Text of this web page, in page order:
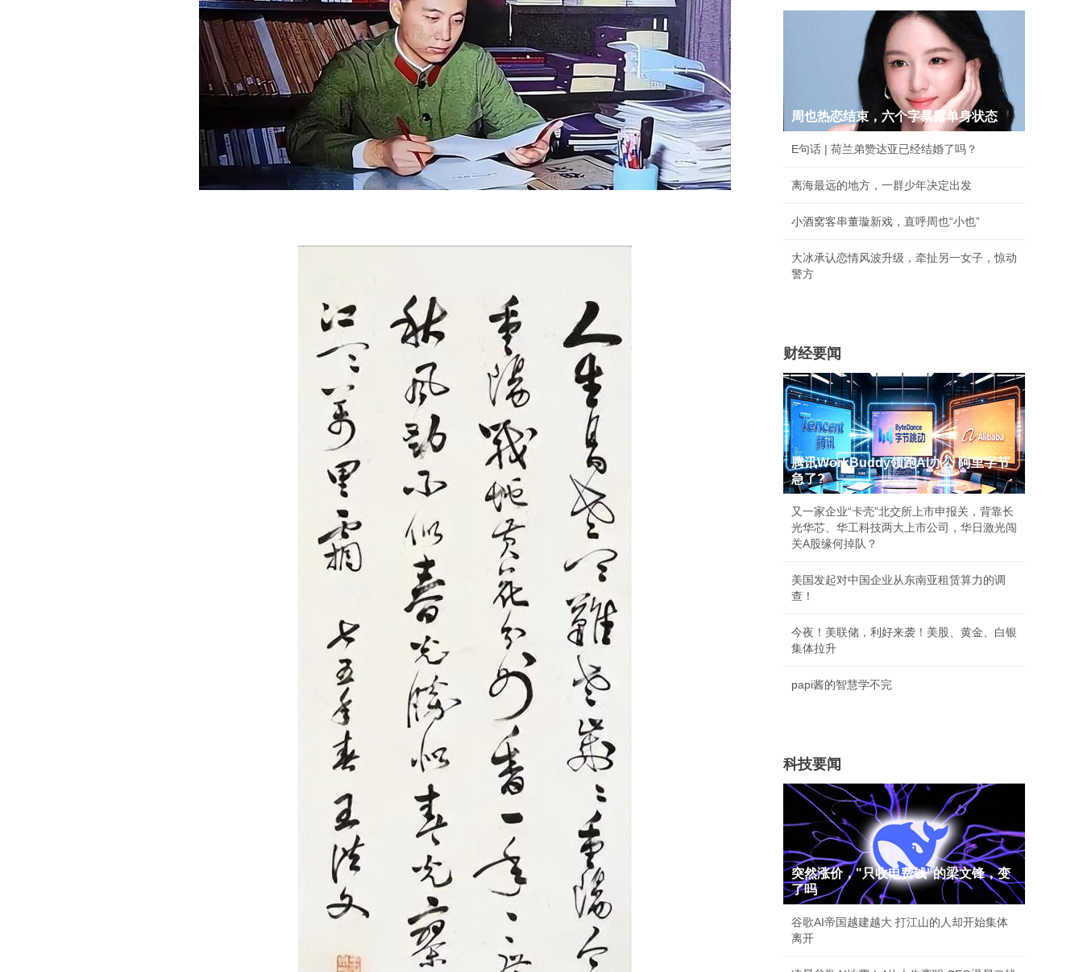
周也热恋结束，六个字暴露单身状态
E句话 | 荷兰弟赞达亚已经结婚了吗？
离海最远的地方，一群少年决定出发
小酒窝客串董璇新戏，直呼周也“小也”
大冰承认恋情风波升级，牵扯另一女子，惊动
警方
财经要闻
腾讯WorkBuddy领跑AI办公 阿里字节
急了?
又一家企业“卡壳”北交所上市申报关，背靠长
光华芯、华工科技两大上市公司，华日激光闯
关A股缘何掉队？
美国发起对中国企业从东南亚租赁算力的调
查！
今夜！美联储，利好来袭！美股、黄金、白银
集体拉升
papi酱的智慧学不完
科技要闻
突然涨价，"只收电费钱"的梁文锋，变
了吗
谷歌AI帝国越建越大 打江山的人却开始集体
离开